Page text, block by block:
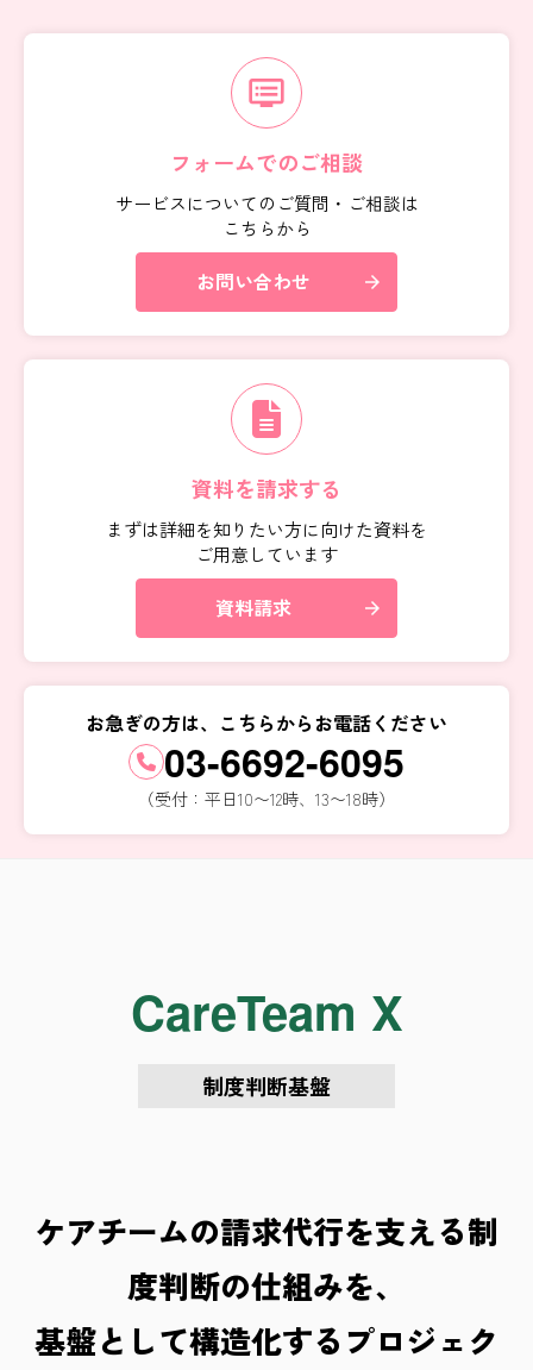
dvr
フォームでのご相談
サービスについてのご質問・ご相談は
こちらから
お問い合わせ arrow_forward
資料を請求する
まずは詳細を知りたい方に向けた資料を
ご用意しています
資料請求 arrow_forward
お急ぎの方は、こちらからお電話ください
03-6692-6095
（受付：平日10〜12時、13〜18時）
CareTeam X
制度判断基盤
ケアチームの請求代行を支える制
度判断の仕組みを、
基盤として構造化するプロジェク